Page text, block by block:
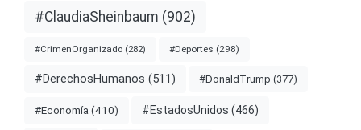
#ClaudiaSheinbaum (902)
#CrimenOrganizado (282) #Deportes (298)
#DerechosHumanos (511) #DonaldTrump (377)
#Economía (410) #EstadosUnidos (466)